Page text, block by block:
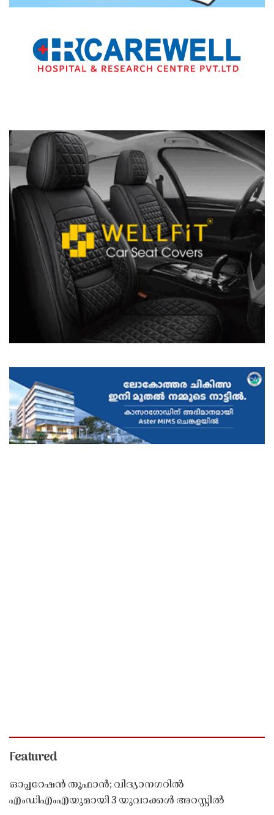
Featured
ഓപ്പറേഷൻ തൂഫാൻ; വിദ്യാനഗറിൽ
എംഡിഎംഎയുമായി 3 യുവാക്കൾ അറസ്റ്റിൽ